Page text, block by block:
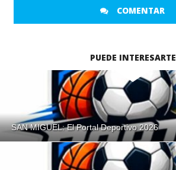
COMENTAR
PUEDE INTERESARTE
SAN MIGUEL: El Portal Deportivo 2026